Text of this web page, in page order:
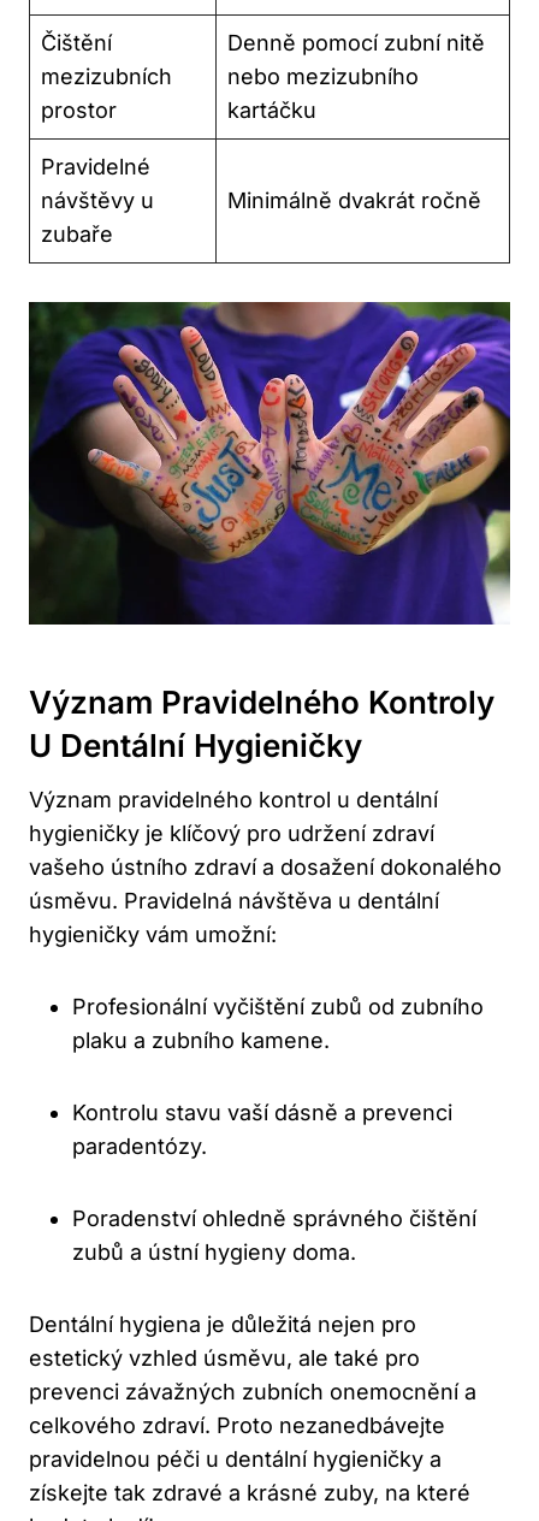
Čištění
mezizubních
prostor
Denně pomocí zubní nitě
nebo mezizubního
kartáčku
Pravidelné
návštěvy u
zubaře
Minimálně dvakrát ročně
Význam Pravidelného Kontroly
U Dentální Hygieničky
Význam pravidelného kontrol u dentální
hygieničky je klíčový pro udržení zdraví
vašeho ústního zdraví a dosažení dokonalého
úsměvu. Pravidelná návštěva u dentální
hygieničky vám umožní:
Profesionální vyčištění zubů od zubního
plaku a zubního kamene.
Kontrolu stavu vaší dásně a prevenci
paradentózy.
Poradenství ohledně správného čištění
zubů a ústní hygieny doma.
Dentální hygiena je důležitá nejen pro
estetický vzhled úsměvu, ale také pro
prevenci závažných zubních onemocnění a
celkového zdraví. Proto nezanedbávejte
pravidelnou péči u dentální hygieničky a
získejte tak zdravé a krásné zuby, na které